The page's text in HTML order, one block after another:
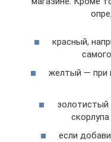
красный,
желтый — при
золотистый
если